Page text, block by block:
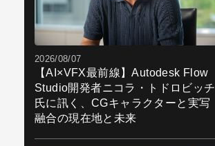
2026/08/07
【AI×VFX最前線】Autodesk Flow
Studio開発者ニコラ・トドロビッチ
氏に訊く、CGキャラクターと実写
融合の現在地と未来